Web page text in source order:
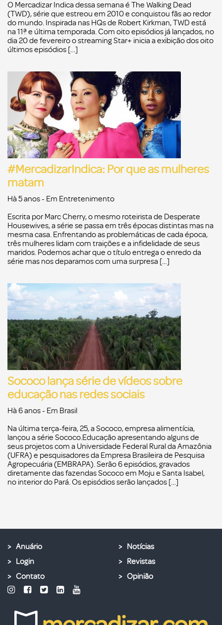
O Mercadizar Indica dessa semana é The Walking Dead
(TWD), série que estreou em 2010 e conquistou fãs ao redor
do mundo. Inspirada nas HQs de Robert Kirkman, TWD está
na 11ª e última temporada. Com oito episódios já lançados, no
dia 20 de fevereiro o streaming Star+ inicia a exibição dos oito
últimos episódios […]
#MercadizarIndica: Por que as mulheres
matam
Hà 5 anos- Em Entretenimento
Escrita por Marc Cherry, o mesmo roteirista de Desperate
Housewives, a série se passa em três épocas distintas mas na
mesma casa. Enfrentando as problemáticas de cada época,
três mulheres lidam com traições e a infidelidade de seus
maridos. Podemos achar que o título entrega o enredo da
série mas nos deparamos com uma surpresa […]
Sococo lança série de vídeos sobre
educação nas redes sociais
Hà 6 anos- Em Brasil
Na última terça-feira, 25, a Sococo, empresa alimentícia,
lançou a série Sococo.Educação apresentando alguns de
seus projetos com a Universidade Federal Rural da Amazônia
(UFRA) e pesquisadores da Empresa Brasileira de Pesquisa
Agropecuária (EMBRAPA). Serão 6 episódios, gravados
diretamente das fazendas Sococo em Moju e Santa Isabel,
no interior do Pará. Os episódios serão lançados […]
Anuário
Login
Contato
Notícias
Revistas
Opinião